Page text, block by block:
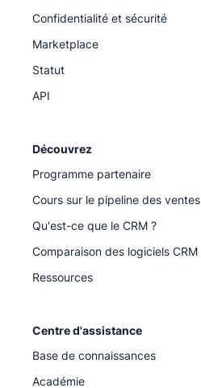
Confidentialité et sécurité
Marketplace
Statut
API
Découvrez
Programme partenaire
Cours sur le pipeline des ventes
Qu'est-ce que le CRM ?
Comparaison des logiciels CRM
Ressources
Centre d'assistance
Base de connaissances
Académie